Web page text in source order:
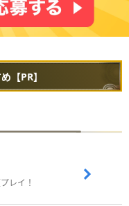
【PR】
レイ！